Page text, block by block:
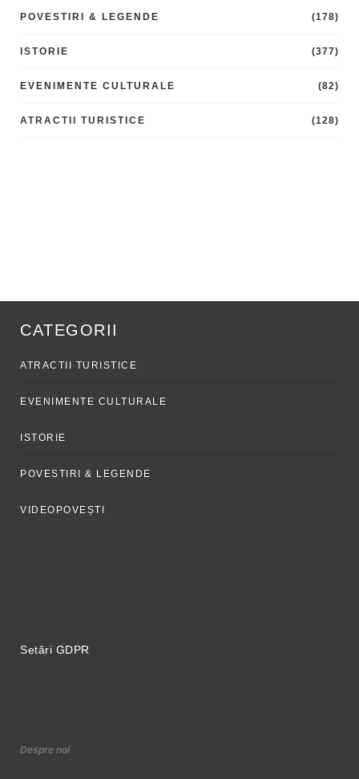
POVESTIRI & LEGENDE (178)
ISTORIE (377)
EVENIMENTE CULTURALE (82)
ATRACTII TURISTICE (128)
CATEGORII
ATRACTII TURISTICE
EVENIMENTE CULTURALE
ISTORIE
POVESTIRI & LEGENDE
VIDEOPOVEȘTI
Setări GDPR
Despre noi